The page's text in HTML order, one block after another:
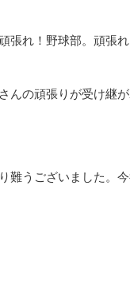
れ！野球部。頑張れ
んの頑張りが受け継
難うございました。